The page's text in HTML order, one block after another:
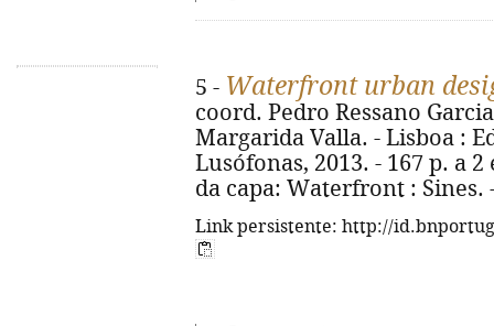
5 - Waterfront urban
coord. Pedro Ressano
Margarida Valla. - Lisboa :
Lusófonas, 2013. - 167 p. a
da capa: Waterfront : Sines.
Link persistente: http://